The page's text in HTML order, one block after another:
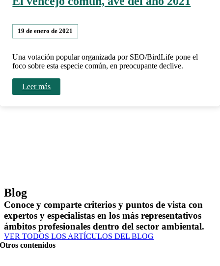
19 de enero de 2021
Una votación popular organizada por SEO/BirdLife pone el
foco sobre esta especie común, en preocupante declive.
Leer más
Blog
Conoce y comparte criterios y puntos de vista con
expertos y especialistas en los más representativos
ámbitos profesionales dentro del sector ambiental.
VER TODOS LOS ARTÍCULOS DEL BLOG
Otros contenidos